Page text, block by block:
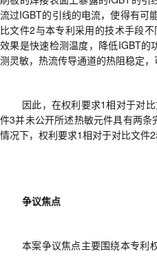
流过IGBT的引线的电流，使得有可
比文件2与本专利采用的技术手段
效果是快速检测温度，降低IGBT的
测灵敏，热流传导通道的热阻稳定，
因此，在权利要求1相对于对
件3并未公开所述热敏元件具有两
情况下，权利要求1相对于对比文件
争议焦点
本案争议焦点主要围绕本专利